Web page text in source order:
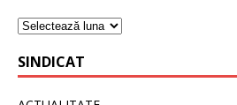
SINDICAT